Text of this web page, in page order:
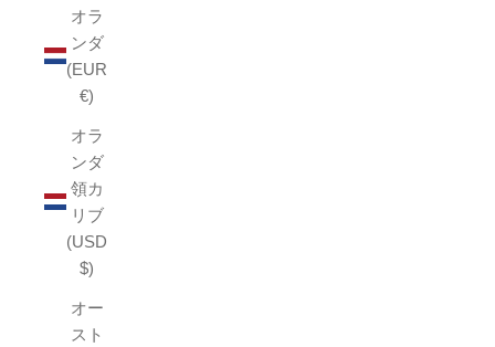
オラ
ンダ
(EUR
€)
オラ
ンダ
領カ
リブ
(USD
$)
オー
スト